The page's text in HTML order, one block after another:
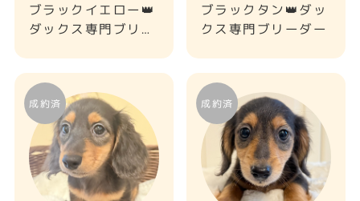
ブラックイエロー👑
ダックス専門ブリー
ブラックタン👑ダッ
クス専門ブリーダー